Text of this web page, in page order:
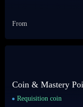
From
Coin & Mastery
Requisition coin